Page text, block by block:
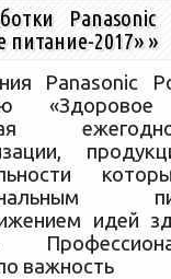
2017»»
Panasonic
«Здоровое
идей
важность